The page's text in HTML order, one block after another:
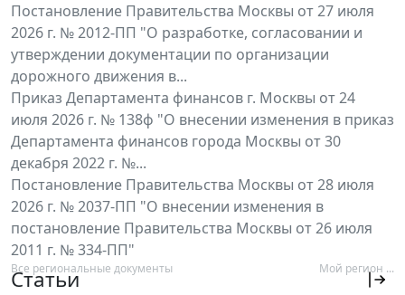
Постановление Правительства Москвы от 27 июля
2026 г. № 2012-ПП "О разработке, согласовании и
утверждении документации по организации
дорожного движения в...
Приказ Департамента финансов г. Москвы от 24
июля 2026 г. № 138ф "О внесении изменения в приказ
Департамента финансов города Москвы от 30
декабря 2022 г. №...
Постановление Правительства Москвы от 28 июля
2026 г. № 2037-ПП "О внесении изменения в
постановление Правительства Москвы от 26 июля
2011 г. № 334-ПП"
Все региональные документы Мой регион ...
Статьи